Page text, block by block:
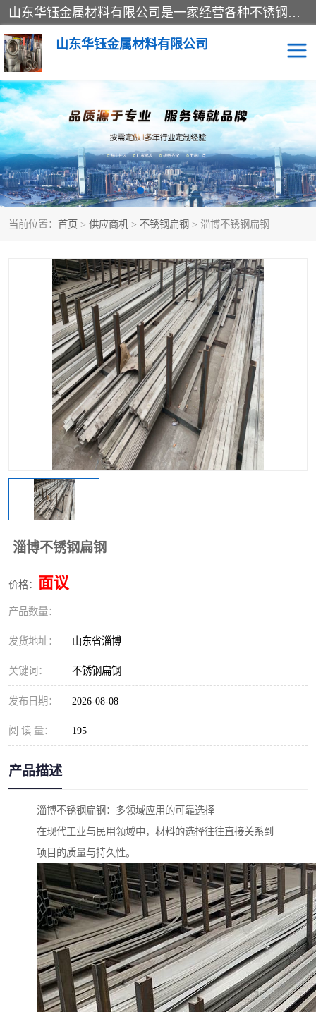
山东华钰金属材料有限公司是一家经营各种不锈钢管材、板材、圆钢、法兰、封头、型材等产品的公司；主营产品有：不锈钢管，激光切割，管件标准件，不锈钢圆钢，不锈钢人孔，不锈钢亮管，不锈钢角钢，不锈钢加工，不锈钢管子，不锈钢工业方管，不锈钢封头，不锈钢法兰，不锈钢阀门，不锈钢槽钢，不锈钢扁钢，不锈钢板等；可为客户制作各种规格的型材及不锈钢配件、非标准件及各种容器具等，能满足客户的不同采购要求。
山东华钰金属材料有限公司
当前位置： 首页 > 供应商机 > 不锈钢扁钢 > 淄博不锈钢扁钢
淄博不锈钢扁钢
价格： 面议
产品数量：
发货地址： 山东省淄博
关键词： 不锈钢扁钢
发布日期： 2026-08-08
阅 读 量： 195
产品描述
淄博不锈钢扁钢：多领域应用的可靠选择
在现代工业与民用领域中，材料的选择往往直接关系到
项目的质量与持久性。
不锈钢管 激光切割
管件标准件 不锈钢圆钢
不锈钢人孔 不锈钢亮管
不锈钢角钢 不锈钢加工
不锈钢板 不锈钢工业方管
不锈钢封头 不锈钢法兰
不锈钢阀门 不锈钢槽钢
不锈钢扁钢